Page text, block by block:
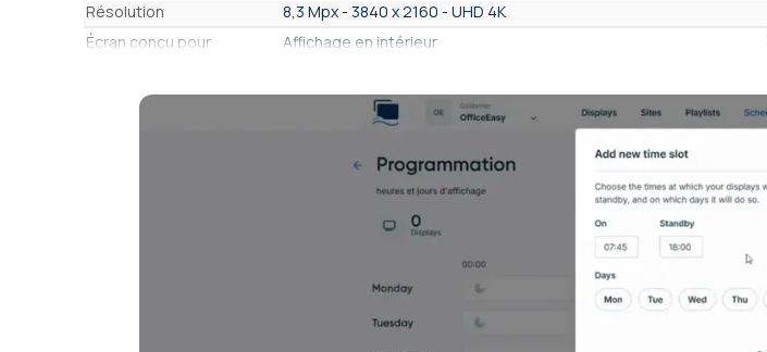
Résolution
8,3 Mpx - 3840 x 2160 - UHD 4K
Écran conçu pour
Affichage en intérieur
mm, RS232, Entrée IR
Android (Google)
Philips PPDS SmartPlayer (Clé USB), Philips PPDS Wave (Cloud), Philips
PPDS Wave Creator + Wave Essential (Cloud)